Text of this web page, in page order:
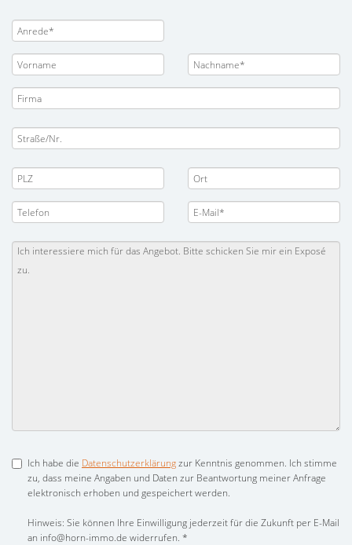
Ich habe die Datenschutzerklärungzur Kenntnis genommen. Ich stimme
zu, dass meine Angaben und Daten zur Beantwortung meiner Anfrage
elektronisch erhoben und gespeichert werden.
Hinweis: Sie können Ihre Einwilligung jederzeit für die Zukunft per E-Mail
an info@horn-immo.de widerrufen. *